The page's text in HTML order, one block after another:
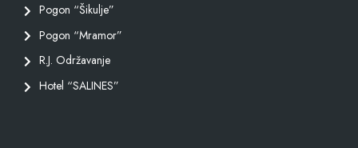
Pogon “Šikulje”
Pogon “Mramor”
R.J. Održavanje
Hotel “SALINES”